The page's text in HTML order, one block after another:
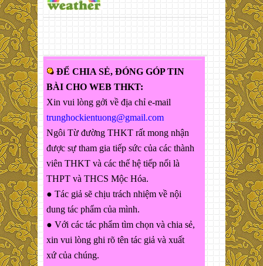
ĐỂ CHIA SẺ, ĐÓNG GÓP TIN
BÀI CHO WEB THKT:
Xin vui lòng gởi về địa chỉ e-mail
trunghockientuong@gmail.com
Ngôi Từ đường THKT rất mong nhận
được sự tham gia tiếp sức của các thành
viên THKT và các thế hệ tiếp nối là
THPT và THCS Mộc Hóa.
● Tác giả sẽ chịu trách nhiệm về nội
dung tác phẩm của mình.
● Với các tác phẩm tìm chọn và chia sẻ,
xin vui lòng ghi rõ tên tác giả và xuất
xứ của chúng.